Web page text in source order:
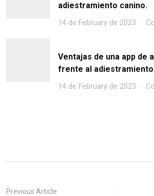
adiestramiento canino.
14 de February de 2023
Ventajas de una app de
frente al
14 de February de 2023
Previous Article